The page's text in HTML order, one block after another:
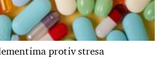
protiv stresa